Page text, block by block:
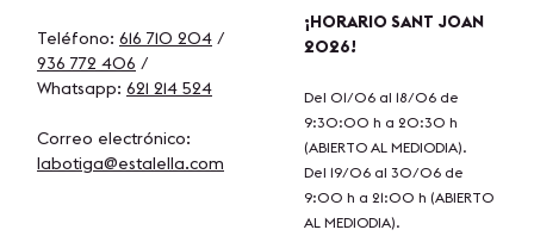
Teléfono: 616 710 204 /
936 772 406 /
Whatsapp: 621 214 524
Correo electrónico:
labotiga@estalella.com
¡HORARIO SANT JOAN
2026!
Del 01/06 al 18/06 de
9:30:00 h a 20:30 h
(ABIERTO AL MEDIODIA).
Del 19/06 al 30/06 de
9:00 h a 21:00 h (ABIERTO
AL MEDIODIA).